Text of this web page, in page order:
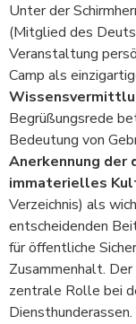
Unter der
(Mitglied des
Veranstaltung
Camp als
Begrüßungsrede
Bedeutung von
Anerkennung der
immaterielles
Verzeichnis) als
entscheidenden
für öffentliche
Zusammenhalt.
zentrale Rolle bei
Diensthunderassen.